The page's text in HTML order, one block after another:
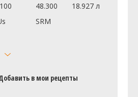
в мои рецепты
48.300
SRM
18.927 л
Ale